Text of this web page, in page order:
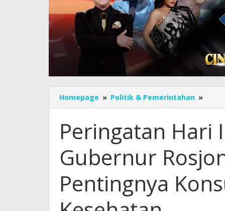
Homepage » Politik & Pemerintahan »
Hari
Plt
Peringatan Hari
Gubernur
Pentingnya